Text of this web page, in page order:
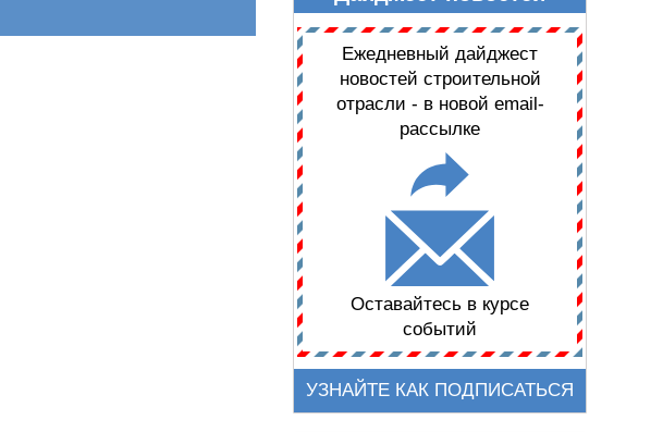
Ежедневный дайджест
новостей строительной
отрасли - в новой email-
рассылке
Оставайтесь в курсе
событий
УЗНАЙТЕ КАК ПОДПИСАТЬСЯ